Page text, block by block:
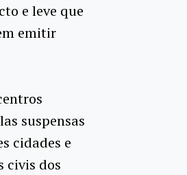
e leve que
emitir
suspensas
cidades e
civis dos